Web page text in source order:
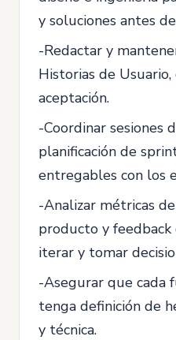
y soluciones antes
-Redactar y
Historias de
aceptación.
-Coordinar sesiones
planificación de
entregables con los
-Analizar métricas
producto y
iterar y tomar
-Asegurar que cada
tenga definición de
y técnica.